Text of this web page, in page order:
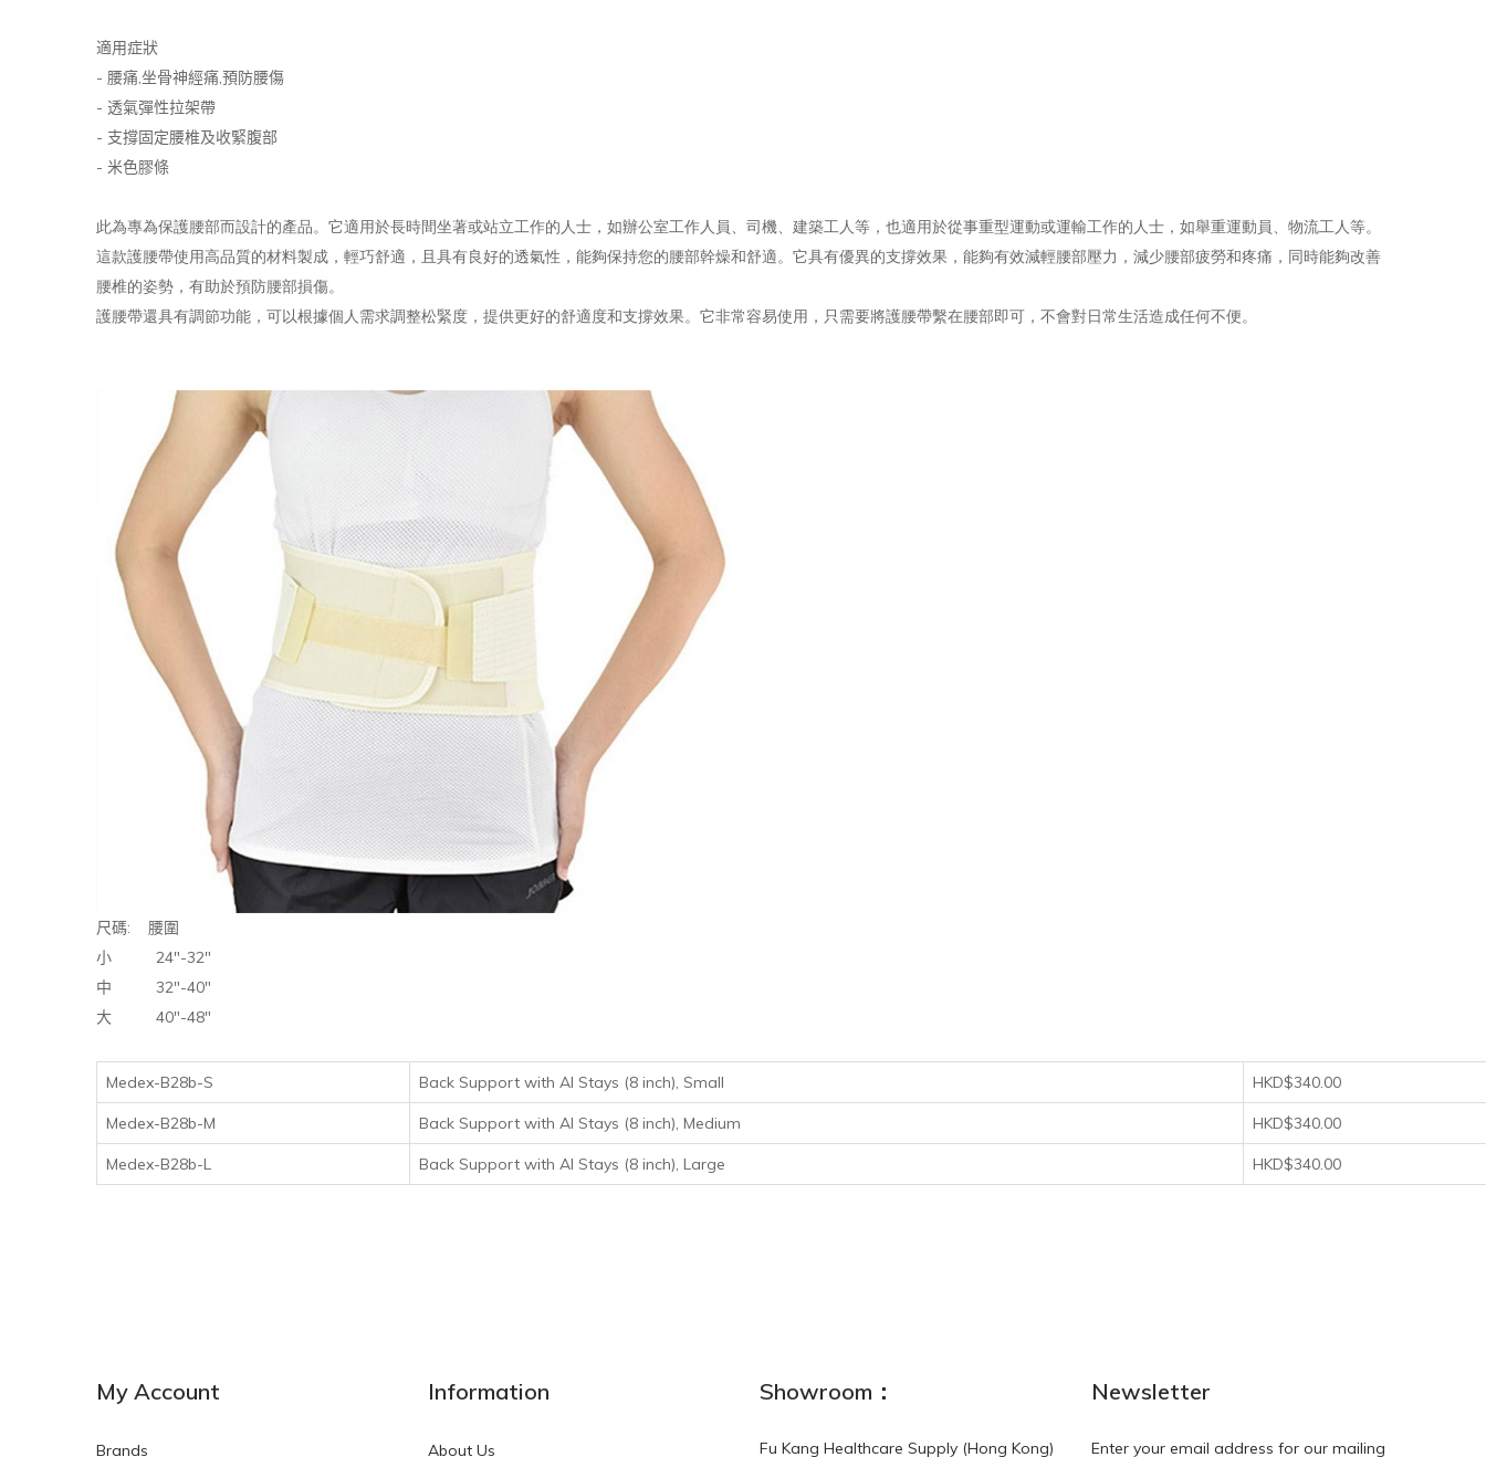
適用症狀
- 腰痛,坐骨神經痛,預防腰傷
- 透氣彈性拉架帶
- 支撐固定腰椎及收緊腹部
- 米色膠條
此為專為保護腰部而設計的產品。它適用於長時間坐著或站立工作的人士，如辦公室工作人員、司機、建築工人等，也適用於從事重型運動或運輸工作的人士，如舉重運動員、物流工人等。
這款護腰帶使用高品質的材料製成，輕巧舒適，且具有良好的透氣性，能夠保持您的腰部幹燥和舒適。它具有優異的支撐效果，能夠有效減輕腰部壓力，減少腰部疲勞和疼痛，同時能夠改善
腰椎的姿勢，有助於預防腰部損傷。
護腰帶還具有調節功能，可以根據個人需求調整松緊度，提供更好的舒適度和支撐效果。它非常容易使用，只需要將護腰帶繫在腰部即可，不會對日常生活造成任何不便。
尺碼:
腰圍
小 24"-32"
中 32"-40"
大 40"-48"
Medex-B28b-S Back Support with Al Stays (8 inch), Small HKD$340.00
Medex-B28b-M Back Support with Al Stays (8 inch), Medium HKD$340.00
Medex-B28b-L Back Support with Al Stays (8 inch), Large HKD$340.00
My Account
Brands
Information
About Us
Showroom：
Fu Kang Healthcare Supply (Hong Kong)
Newsletter
Enter your email address for our mailing